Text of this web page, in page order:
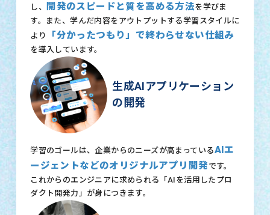
し、
開発のスピードと質を高める方法を学びま
す。また、学んだ内容をアウトプットする学習スタイルに
より
「分かったつもり」で終わらせない仕組み
を導入しています。
生成AIアプリケーション
の開発
学習のゴールは、企業からのニーズが高まっているAIエ
ージェントなどのオリジナルアプリ開発です。
これからのエンジニアに求められる「AIを活用したプロ
ダクト開発力」が身につきます。